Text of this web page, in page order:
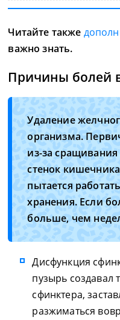
Читайте также
важно знать.
Причины болей
Удаление
организма.
из-за
стенок
пытается
хранения. Если
больше, чем
Дисфункция
пузырь создавал
сфинктера,
разжиматься